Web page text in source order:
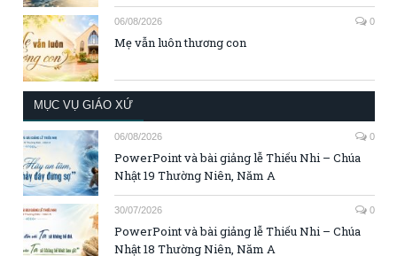
06/08/2026 0
Mẹ vẫn luôn thương con
MỤC VỤ GIÁO XỨ
06/08/2026 0
PowerPoint và bài giảng lễ Thiếu Nhi – Chúa
Nhật 19 Thường Niên, Năm A
30/07/2026 0
PowerPoint và bài giảng lễ Thiếu Nhi – Chúa
Nhật 18 Thường Niên, Năm A